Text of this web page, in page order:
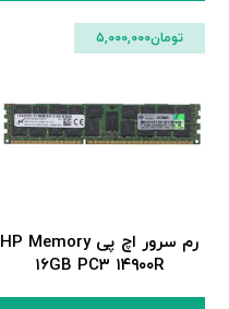
رم سرور اچ پی HP Memory
۱۶GB PC۳ ۱۴۹۰۰R
تومان۵,۰۰۰,۰۰۰